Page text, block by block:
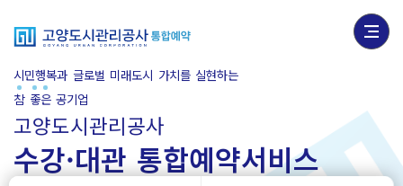
시민행복과 글로벌 미래도시 가치를 실현하는
참 좋은공기업
고양도시관리공사
수강·대관 통합예약서비스